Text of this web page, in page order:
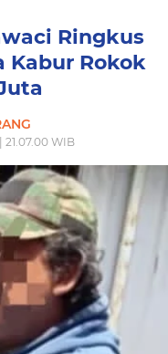
Ringkus
Kabur Rokok
WIB